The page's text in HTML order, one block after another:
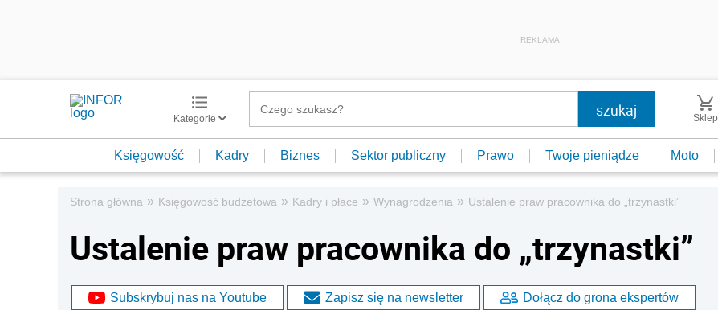
REKLAMA
Kategorie Sklep
Księgowość Kadry Biznes Sektor publiczny Prawo Twoje pieniądze Moto
Strona główna » Księgowość budżetowa » Kadry i płace » Wynagrodzenia » Ustalenie praw pracownika do „trzynastki”
Ustalenie praw pracownika do „trzynastki”
Subskrybuj nas na Youtube Zapisz się na newsletter Dołącz do grona ekspertów